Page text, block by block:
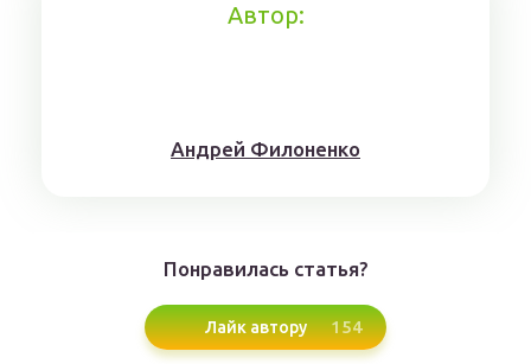
Автор:
Aндрeй Филoнeнкo
Понравилась статья?
Лайк автору 154